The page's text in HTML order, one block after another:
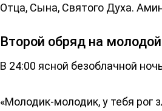
Отца, Сына, Святого Духа.
Второй обряд на
В 24:00 ясной безоблачной
«Молодик-молодик, у тебя рог